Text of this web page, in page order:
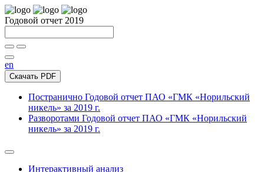
Годовой отчет 2019
en
Скачать PDF
Постранично Годовой отчет ПАО «ГМК «Норильский
никель» за 2019 г.
Разворотами Годовой отчет ПАО «ГМК «Норильский
никель» за 2019 г.
Интерактивный анализ